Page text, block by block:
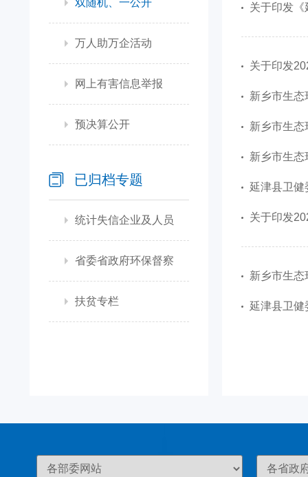
双随机、一公开
万人助万企活动
网上有害信息举报
预决算公开
已归档专题
统计失信企业及人员
省委省政府环保督察
扶贫专栏
关于印发《
关于印发
新乡市生
新乡市生
新乡市生
延津县卫健
关于印发
新乡市生
延津县卫健